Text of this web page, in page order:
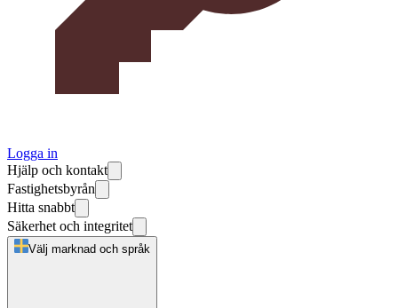
Logga in
Hjälp och kontakt
Fastighetsbyrån
Hitta snabbt
Säkerhet och integritet
Välj marknad och språk